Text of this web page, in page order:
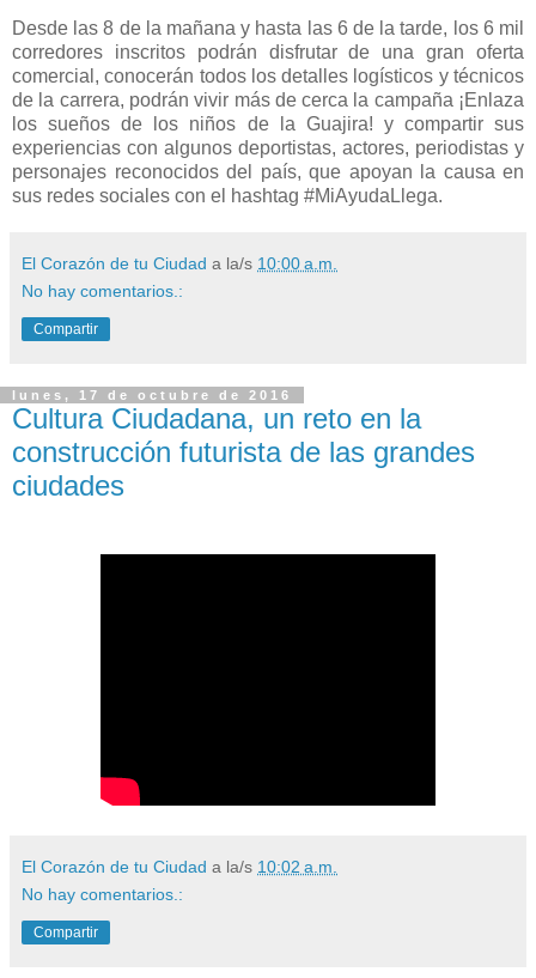
Desde las 8 de la mañana y hasta las 6 de la tarde, los 6 mil
corredores inscritos podrán disfrutar de una gran oferta
comercial, conocerán todos los detalles logísticos y técnicos
de la carrera, podrán vivir más de cerca la campaña ¡Enlaza
los sueños de los niños de la Guajira! y compartir sus
experiencias con algunos deportistas, actores, periodistas y
personajes reconocidos del país, que apoyan la causa en
sus redes sociales con el hashtag #MiAyudaLlega.
El Corazón de tu Ciudad a la/s 10:00 a.m.
No hay comentarios.:
Compartir
lunes, 17 de octubre de 2016
Cultura Ciudadana, un reto en la
construcción futurista de las grandes
ciudades
El Corazón de tu Ciudad a la/s 10:02 a.m.
No hay comentarios.:
Compartir